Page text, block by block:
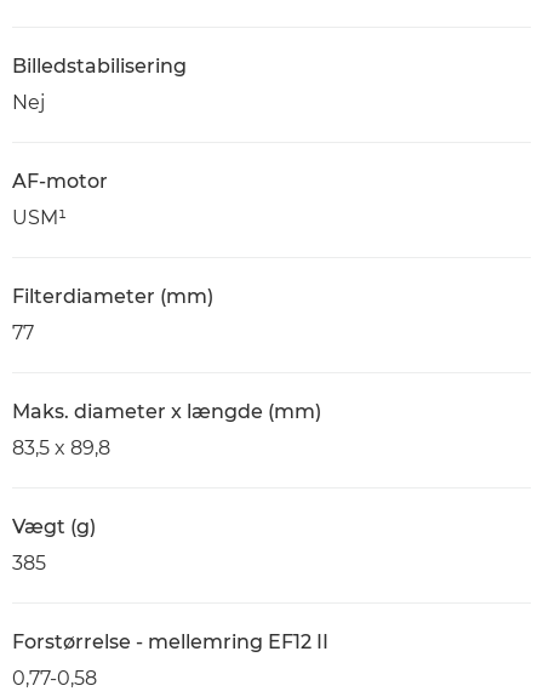
Billedstabilisering
Nej
AF-motor
USM¹
Filterdiameter (mm)
77
Maks. diameter x længde (mm)
83,5 x 89,8
Vægt (g)
385
Forstørrelse - mellemring EF12 II
0,77-0,58